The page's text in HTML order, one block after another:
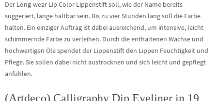
Der Long-wear Lip Color Lippenstift soll, wie der Name bereits
suggeriert, lange haltbar sein. Bis zu vier Stunden lang soll die Farbe
halten. Ein einziger Auftrag ist dabei ausreichend, um intensive, leicht
schimmernde Farbe zu verleihen. Durch die enthaltenen Wachse und
hochwertigen Öle spendet der Lippenstift den Lippen Feuchtigkeit und
Pflege. Sie sollen dabei nicht austrocknen und sich leicht und gepflegt
anfühlen.
(Artdeco) Calligraphy Dip Eyeliner in 19